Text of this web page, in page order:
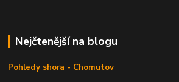
Nejčtenější na blogu
Pohledy shora - Chomutov